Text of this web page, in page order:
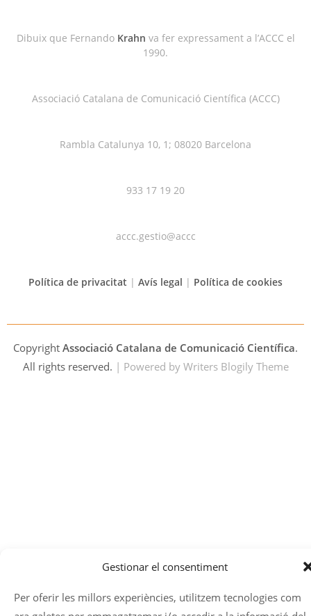
Gestionar el consentiment
Per oferir les millors experiències, utilitzem tecnologies com
Dibuix que Fernando Krahn va fer expressament a l’ACCC el
1990.
Associació Catalana de Comunicació Científica (ACCC)
Rambla Catalunya 10, 1; 08020 Barcelona
933 17 19 20
accc.gestio@accc
Política de privacitat | Avís legal | Política de cookies
Copyright Associació Catalana de Comunicació Científica.
All rights reserved. | Powered by Writers Blogily Theme